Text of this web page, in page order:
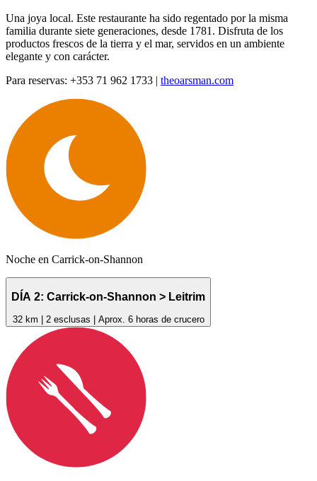
Una joya local. Este restaurante ha sido regentado por la misma
familia durante siete generaciones, desde 1781. Disfruta de los
productos frescos de la tierra y el mar, servidos en un ambiente
elegante y con carácter.
Para reservas: +353 71 962 1733 | theoarsman.com
Noche en Carrick-on-Shannon
DÍA 2: Carrick-on-Shannon > Leitrim
32 km | 2 esclusas | Aprox. 6 horas de crucero